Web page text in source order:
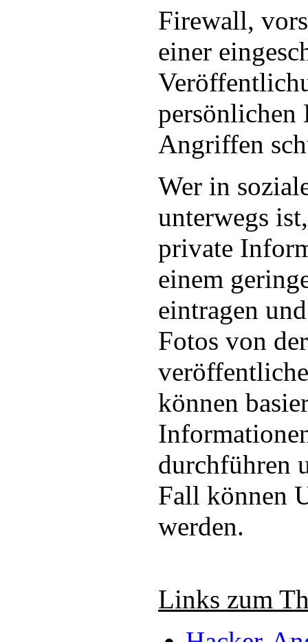
Firewall,
einer
persönlichen
Angriffen
Wer in
unterwegs
private
einem
eintragen
Fotos von
können
durchführen
Fall können
werden.
Links zum